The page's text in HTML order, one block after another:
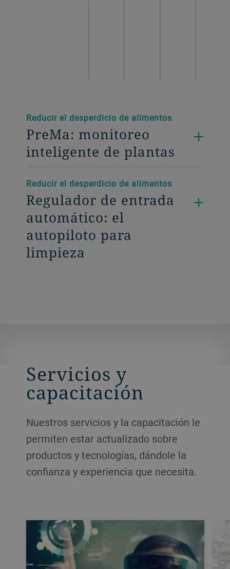
Reducir el desperdicio de alimentos
PreMa: monitoreo
inteligente de plantas
Reducir el desperdicio de alimentos
Regulador de entrada
automático: el
autopiloto para
limpieza
Servicios y
capacitación
Nuestros servicios y la capacitación le
permiten estar actualizado sobre
productos y tecnologías, dándole la
confianza y experiencia que necesita.